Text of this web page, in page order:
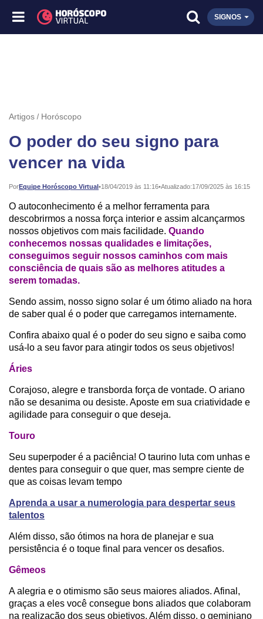
SIGNOS
Artigos Horóscopo
O poder do seu signo para
vencer na vida
PorEquipe Horóscopo Virtual•
Publicado: 18/04/2019 às 11:16•Atualizado:17/09/2025 às 16:15
O autoconhecimento é a melhor ferramenta para
descobrirmos a nossa força interior e assim alcançarmos
nossos objetivos com mais facilidade. Quando
conhecemos nossas qualidades e limitações,
conseguimos seguir nossos caminhos com mais
consciência de quais são as melhores atitudes a
serem tomadas.
Sendo assim, nosso signo solar é um ótimo aliado na hora
de saber qual é o poder que carregamos internamente.
Confira abaixo qual é o poder do seu signo e saiba como
usá-lo a seu favor para atingir todos os seus objetivos!
Áries
Corajoso, alegre e transborda força de vontade. O ariano
não se desanima ou desiste. Aposte em sua criatividade e
agilidade para conseguir o que deseja.
Touro
Seu superpoder é a paciência! O taurino luta com unhas e
dentes para conseguir o que quer, mas sempre ciente de
que as coisas levam tempo
Aprenda a usar a numerologia para despertar seus
talentos
Além disso, são ótimos na hora de planejar e sua
persistência é o toque final para vencer os desafios.
Gêmeos
A alegria e o otimismo são seus maiores aliados. Afinal,
graças a eles você consegue bons aliados que colaboram
na realização dos seus objetivos. Além disso, o geminiano